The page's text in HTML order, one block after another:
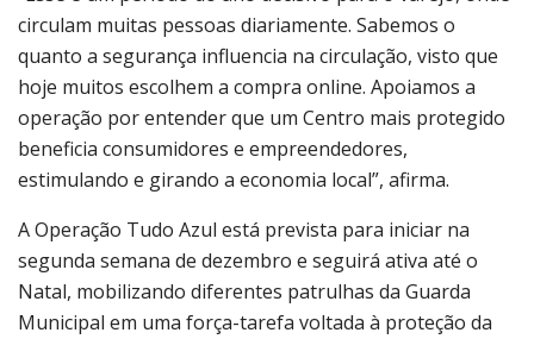
circulam muitas pessoas diariamente. Sabemos o
quanto a segurança influencia na circulação, visto que
hoje muitos escolhem a compra online. Apoiamos a
operação por entender que um Centro mais protegido
beneficia consumidores e empreendedores,
estimulando e girando a economia local”, afirma.
A Operação Tudo Azul está prevista para iniciar na
segunda semana de dezembro e seguirá ativa até o
Natal, mobilizando diferentes patrulhas da Guarda
Municipal em uma força-tarefa voltada à proteção da